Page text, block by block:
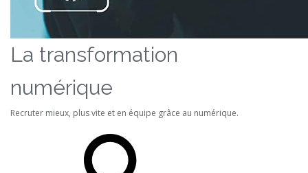
La transformation
numérique
Recruter mieux, plus vite et en équipe grâce au numérique.